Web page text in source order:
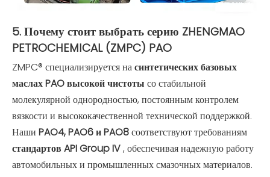
5. Почему стоит выбрать серию ZHENGMAO
PETROCHEMICAL (ZMPC) PAO
ZMPC® специализируется насинтетических базовых
маслах PAO высокой чистоты со стабильной
молекулярной однородностью, постоянным контролем
вязкости и высококачественной технической поддержкой.
Наши PAO4, PAO6 и PAO8соответствуют требованиям
стандартов API Group IV, обеспечивая надежную работу
автомобильных и промышленных смазочных материалов.